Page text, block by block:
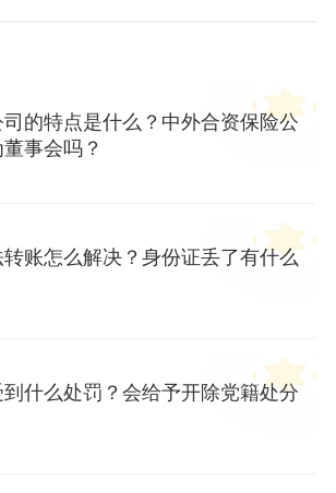
的特点是什么？中外合资保险公
事会吗？
账怎么解决？身份证丢了有什么
什么处罚？会给予开除党籍处分